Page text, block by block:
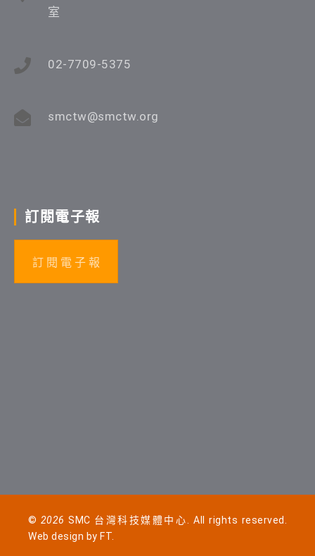
室
02-7709-5375
smctw@smctw.org
訂閱電子報
訂 閱 電 子 報
© 2026 SMC 台灣科技媒體中心. All rights reserved.
Web design by FT